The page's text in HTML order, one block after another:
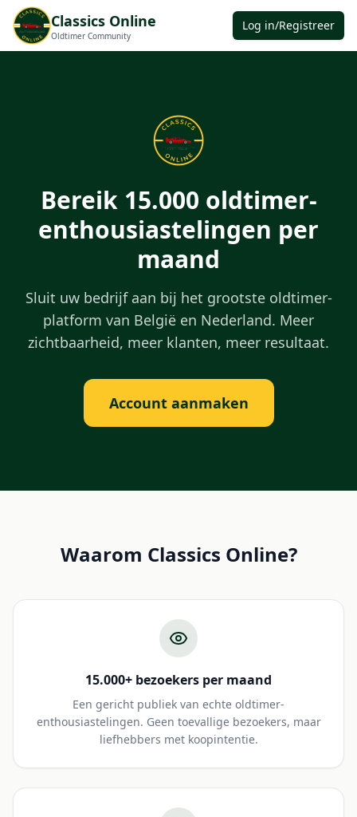
Classics Online
Oldtimer Community
Log in/Registreer
Bereik 15.000 oldtimer-
enthousiastelingen per
maand
Sluit uw bedrijf aan bij het grootste oldtimer-
platform van België en Nederland. Meer
zichtbaarheid, meer klanten, meer resultaat.
Account aanmaken
Waarom Classics Online?
15.000+ bezoekers per maand
Een gericht publiek van echte oldtimer-
enthousiastelingen. Geen toevallige bezoekers, maar
liefhebbers met koopintentie.